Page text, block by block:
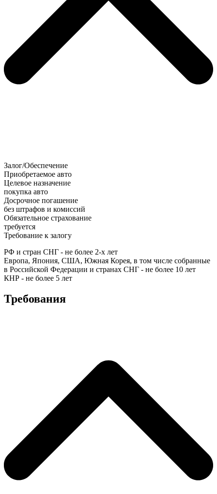
Залог/Обеспечение
Приобретаемое авто
Целевое назначение
покупка авто
Досрочное погашение
без штрафов и комиссий
Обязательное страхование
требуется
Требование к залогу
РФ и стран СНГ - не более 2-х лет
Европа, Япония, США, Южная Корея, в том числе собранные
в Российской Федерации и странах СНГ - не более 10 лет
КНР - не более 5 лет
Требования